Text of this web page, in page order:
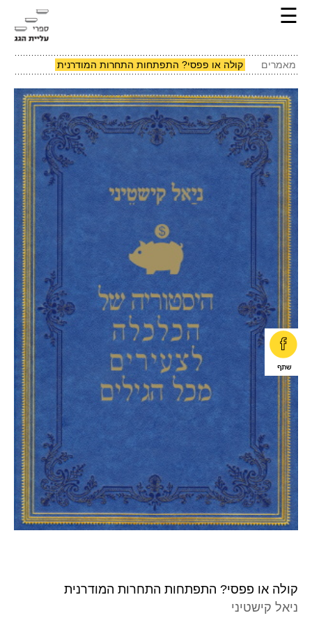
☰
מאמרים קולה או פפסי? התפתחות התחרות המודרנית
קולה או פפסי? התפתחות התחרות המודרנית
ניאל קישטיני